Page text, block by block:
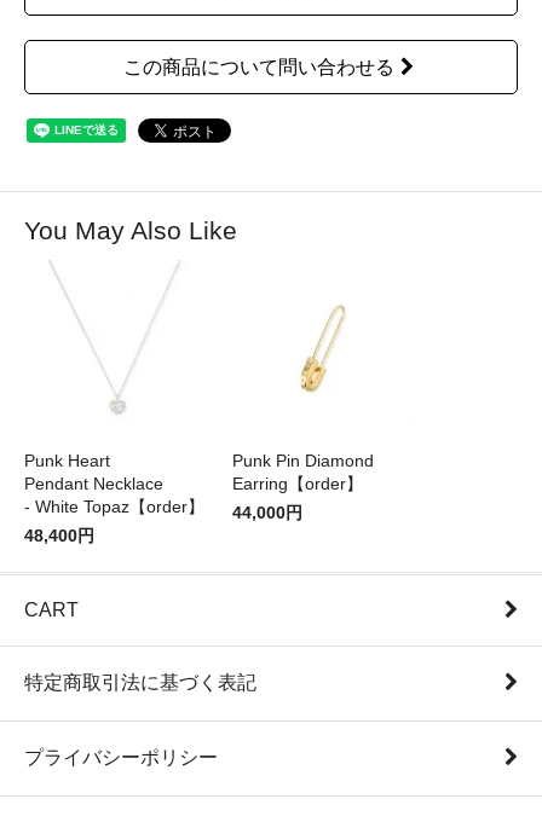
この商品について問い合わせる
You May Also Like
Punk Heart
Pendant Necklace
- White Topaz【order】
48,400円
Punk Pin Diamond
Earring【order】
44,000円
CART
特定商取引法に基づく表記
プライバシーポリシー